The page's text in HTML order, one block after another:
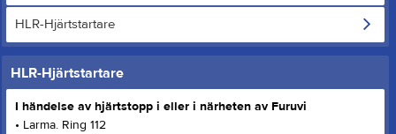
HLR-Hjärtstartare
HLR-Hjärtstartare
I händelse av hjärtstopp i eller i närheten av Furuvi
• Larma. Ring 112